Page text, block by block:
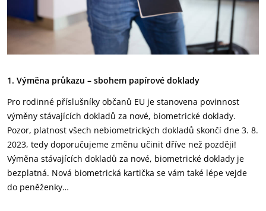
1. Výměna průkazu – sbohem papírové doklady
Pro rodinné příslušníky občanů EU je stanovena povinnost
výměny stávajících dokladů za nové, biometrické doklady.
Pozor, platnost všech nebiometrických dokladů skončí dne 3. 8.
2023, tedy doporučujeme změnu učinit dříve než později!
Výměna stávajících dokladů za nové, biometrické doklady je
bezplatná. Nová biometrická kartička se vám také lépe vejde
do peněženky…